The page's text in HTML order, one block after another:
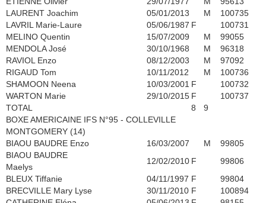
LAURENT Joachim
05/01/2013 M
100735
LAVRIL Marie-Laure
05/06/1987 F
100731
MELINO Quentin
15/07/2009 M
99055
MENDOLA José
30/10/1968 M
96318
RAVIOL Enzo
08/12/2003 M
97092
RIGAUD Tom
10/11/2012 M
100736
SHAMOON Neena
10/03/2001 F
100732
WARTON Marie
29/10/2015 F
100737
TOTAL
8
9
BOXE AMERICAINE IFS N°95 - COLLEVILLE
MONTGOMERY (14)
BIAOU BAUDRE Enzo
16/03/2007 M
99805
BIAOU BAUDRE
Maelys
12/02/2010 F
99806
BLEUX Tiffanie
04/11/1997 F
99804
BRECVILLE Mary Lyse
30/11/2010 F
100894